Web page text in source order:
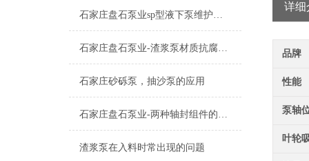
石家庄盘石泵业sp型液下泵维护保养
石家庄盘石泵业-渣浆泵材质抗腐蚀耐磨损材料
石家庄砂砾泵，抽沙泵的应用
石家庄盘石泵业-两种轴封组件的装配
渣浆泵在入料时常出现的问题
详细
品牌
性能
泵轴
叶轮